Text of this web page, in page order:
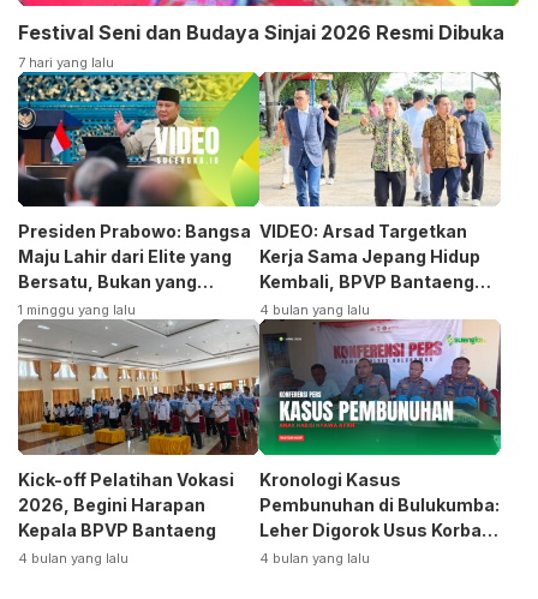
Festival Seni dan Budaya Sinjai 2026 Resmi Dibuka
7 hari yang lalu
Presiden Prabowo: Bangsa
Maju Lahir dari Elite yang
Bersatu, Bukan yang
Terpecah
1 minggu yang lalu
VIDEO: Arsad Targetkan
Kerja Sama Jepang Hidup
Kembali, BPVP Bantaeng
Siap Bangkitkan Jurusan
Otomotif
4 bulan yang lalu
Kick-off Pelatihan Vokasi
2026, Begini Harapan
Kepala BPVP Bantaeng
4 bulan yang lalu
Kronologi Kasus
Pembunuhan di Bulukumba:
Leher Digorok Usus Korban
Dikeluarkan
4 bulan yang lalu